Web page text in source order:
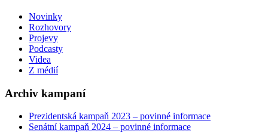
Novinky
Rozhovory
Projevy
Podcasty
Videa
Z médií
Archiv kampaní
Prezidentská kampaň 2023 – povinné informace
Senátní kampaň 2024 – povinné informace